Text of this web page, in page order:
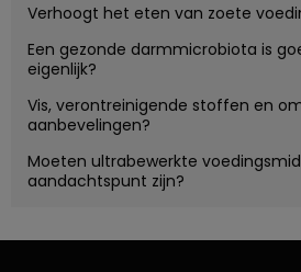
Verhoogt het eten van zoete
Een gezonde darmmicrobiota is
eigenlijk?
Vis, verontreinigende stoffen en
aanbevelingen?
Moeten ultrabewerkte
aandachtspunt zijn?